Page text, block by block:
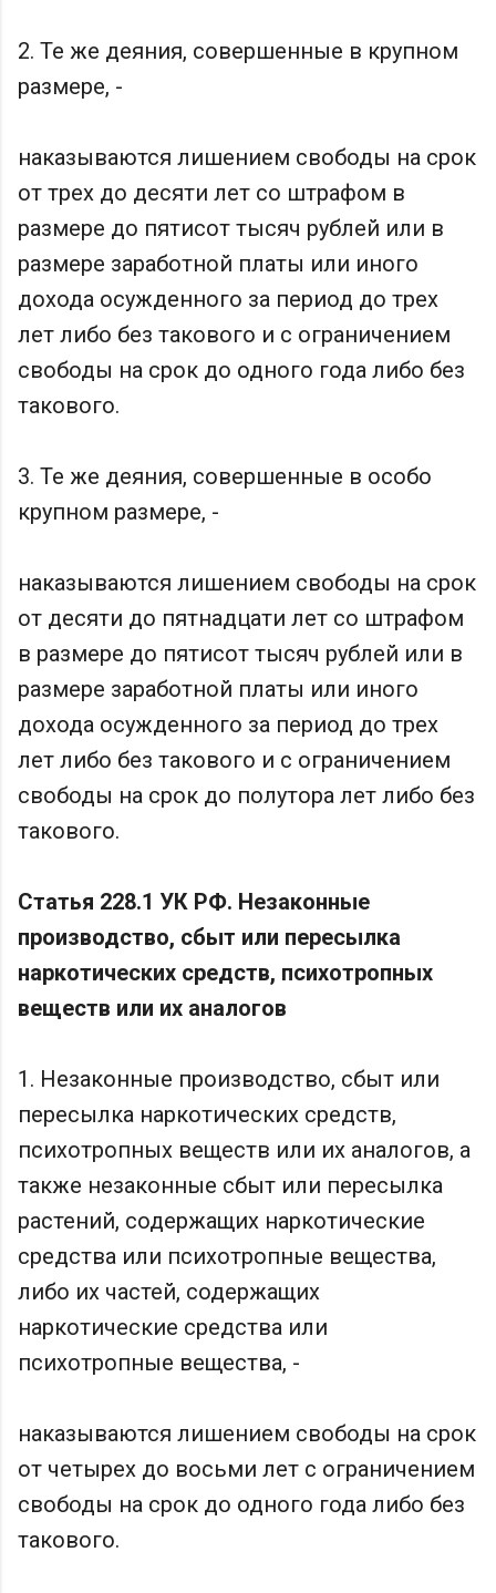
2. Те же деяния, совершенные в крупном
размере, -
наказываются лишением свободы на срок
от трех до десяти лет со штрафом в
размере до пятисот тысяч рублей или в
размере заработной платы или иного
дохода осужденного за период до трех
лет либо без такового и с ограничением
свободы на срок до одного года либо без
такового.
3. Те же деяния, совершенные в особо
крупном размере, -
наказываются лишением свободы на срок
от десяти до пятнадцати лет со штрафом
в размере до пятисот тысяч рублей или в
размере заработной платы или иного
дохода осужденного за период до трех
лет либо без такового и с ограничением
свободы на срок до полутора лет либо без
такового.
Статья 228.1 УК РФ. Незаконные
производство, сбыт или пересылка
наркотических средств, психотропных
веществ или их аналогов
1. Незаконные производство, сбыт или
пересылка наркотических средств,
психотропных веществ или их аналогов, а
также незаконные сбыт или пересылка
растений, содержащих наркотические
средства или психотропные вещества,
либо их частей, содержащих
наркотические средства или
психотропные вещества, -
наказываются лишением свободы на срок
от четырех до восьми лет с ограничением
свободы на срок до одного года либо без
такового.